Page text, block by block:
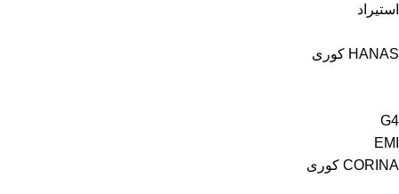
استيراد
HANAS كورى
G4
EMI
CORINA كورى